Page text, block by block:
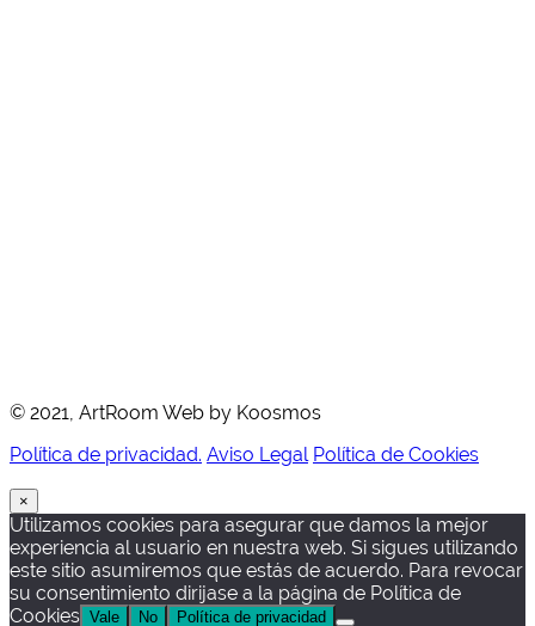
© 2021, ArtRoom Web by Koosmos
Política de privacidad. Aviso Legal Política de Cookies
×
Utilizamos cookies para asegurar que damos la mejor
experiencia al usuario en nuestra web. Si sigues utilizando
este sitio asumiremos que estás de acuerdo. Para revocar
su consentimiento dirijase a la página de Política de
Cookies Vale No Política de privacidad